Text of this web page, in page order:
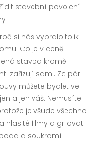
stavební povolení
si nás vybralo tolik
Co je v ceně
stavba kromě
zařizují sami. Za pár
můžete bydlet ve
a jen váš. Nemusíte
je všude všechno
hlasité filmy a grilovat
a soukromí